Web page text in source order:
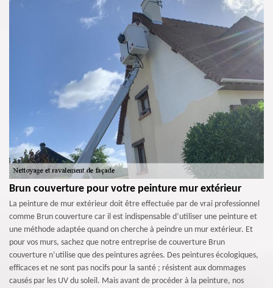
Brun couverture pour votre peinture mur extérieur
La peinture de mur extérieur doit être effectuée par de vrai professionnel
comme Brun couverture car il est indispensable d’utiliser une peinture et
une méthode adaptée quand on cherche à peindre un mur extérieur. Et
pour vos murs, sachez que notre entreprise de couverture Brun
couverture n’utilise que des peintures agrées. Des peintures écologiques,
efficaces et ne sont pas nocifs pour la santé ; résistent aux dommages
causés par les UV du soleil. Mais avant de procéder à la peinture, nos